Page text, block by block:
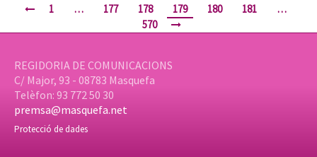
1 … 177 178 179 180 181
…
570
REGIDORIA DE COMUNICACIONS
C/ Major, 93 - 08783 Masquefa
Telèfon: 93 772 50 30
premsa@masquefa.net
Protecció de dades